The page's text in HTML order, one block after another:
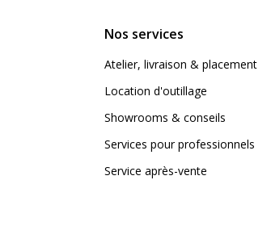
Nos services
Atelier, livraison & placement
Location d'outillage
Showrooms & conseils
Services pour professionnels
Service après-vente